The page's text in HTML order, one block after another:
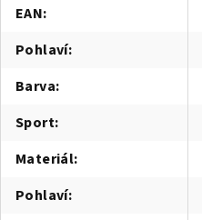
EAN:
Pohlaví:
Barva:
Sport:
Materiál:
Pohlaví: